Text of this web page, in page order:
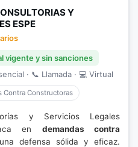
Y
ESPE
vigente y sin sanciones
· 📞 Llamada · 💻 Virtual
Contra Constructoras
y Servicios Legales
en demandas contra
defensa sólida y eficaz.